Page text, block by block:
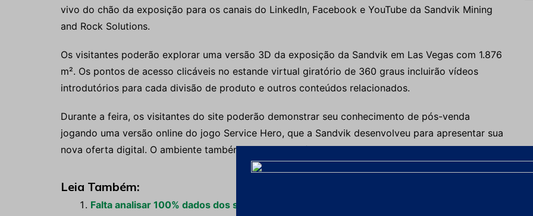
vivo do chão da exposição para os canais do LinkedIn, Facebook e YouTube da Sandvik Mining
and Rock Solutions.
Os visitantes poderão explorar uma versão 3D da exposição da Sandvik em Las Vegas com 1.876
m². Os pontos de acesso clicáveis ​​no estande virtual giratório de 360 ​​graus incluirão vídeos
introdutórios para cada divisão de produto e outros conteúdos relacionados.
Durante a feira, os visitantes do site poderão demonstrar seu conhecimento de pós-venda
jogando uma versão online do jogo Service Hero, que a Sandvik desenvolveu para apresentar sua
nova oferta digital. O ambiente também conta com a funcionalidade de chat ao vivo.
Leia Também:
Falta analisar 100% dados dos sistemas digitais